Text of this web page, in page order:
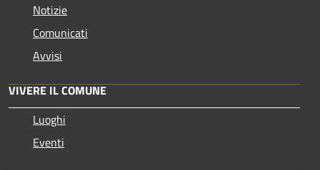
Notizie
Comunicati
Avvisi
VIVERE IL COMUNE
Luoghi
Eventi